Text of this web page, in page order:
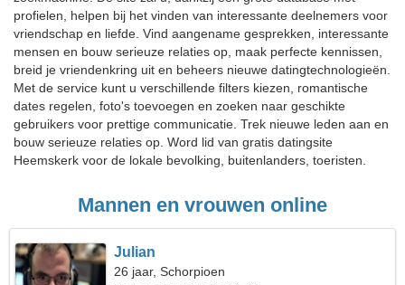
profielen, helpen bij het vinden van interessante deelnemers voor
vriendschap en liefde. Vind aangename gesprekken, interessante
mensen en bouw serieuze relaties op, maak perfecte kennissen,
breid je vriendenkring uit en beheers nieuwe datingtechnologieën.
Met de service kunt u verschillende filters kiezen, romantische
dates regelen, foto's toevoegen en zoeken naar geschikte
gebruikers voor prettige communicatie. Trek nieuwe leden aan en
bouw serieuze relaties op. Word lid van gratis datingsite
Heemskerk voor de lokale bevolking, buitenlanders, toeristen.
Mannen en vrouwen online
Julian
26 jaar, Schorpioen